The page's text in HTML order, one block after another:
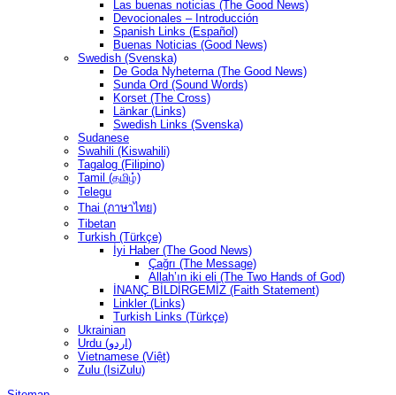
Las buenas noticias (The Good News)
Devocionales – Introducción
Spanish Links (Español)
Buenas Noticias (Good News)
Swedish (Svenska)
De Goda Nyheterna (The Good News)
Sunda Ord (Sound Words)
Korset (The Cross)
Länkar (Links)
Swedish Links (Svenska)
Sudanese
Swahili (Kiswahili)
Tagalog (Filipino)
Tamil (தமிழ்)
Telegu
Thai (ภาษาไทย)
Tibetan
Turkish (Türkçe)
İyi Haber (The Good News)
Çağrı (The Message)
Allah’ın iki eli (The Two Hands of God)
İNANÇ BİLDİRGEMİZ (Faith Statement)
Linkler (Links)
Turkish Links (Türkçe)
Ukrainian
Urdu (اردو)
Vietnamese (Việt)
Zulu (IsiZulu)